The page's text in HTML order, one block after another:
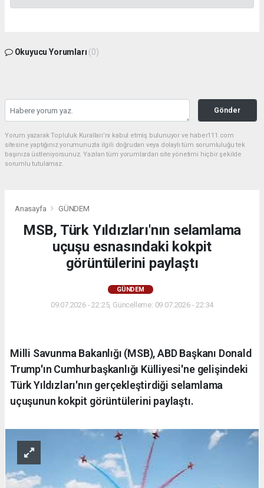
Okuyucu Yorumları (0)
Gönder
Yorum yazarak Topluluk Kuralları’nı kabul etmiş bulunuyor ve haber111.com
sitesine yaptığınız yorumunuzla ilgili doğrudan veya dolaylı tüm sorumluluğu tek
başınıza üstleniyorsunuz. Yazılan tüm yorumlardan site yönetimi hiçbir şekilde
sorumlu tutulamaz.
Anasayfa GÜNDEM
MSB, Türk Yıldızları'nın selamlama
uçuşu esnasındaki kokpit
görüntülerini paylaştı
GÜNDEM
09.07.2026 - 22:25, Güncelleme: 09.07.2026 - 22:34
Milli Savunma Bakanlığı (MSB), ABD Başkanı Donald
Trump'ın Cumhurbaşkanlığı Külliyesi'ne gelişindeki
Türk Yıldızları'nın gerçekleştirdiği selamlama
uçuşunun kokpit görüntülerini paylaştı.